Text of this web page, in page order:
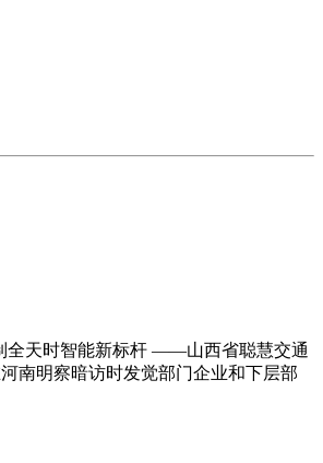
全天时智能新标杆 ——山西省聪慧交通
南明察暗访时发觉部门企业和下层部